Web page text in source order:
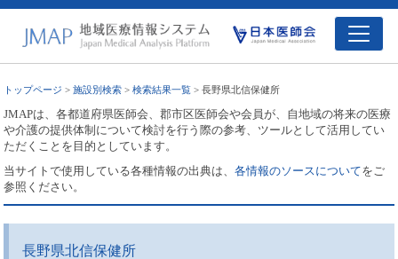
トップページ >施設別検索 >検索結果一覧 > 長野県北信保健所
JMAPは、各都道府県医師会、郡市区医師会や会員が、自地域の将来の医療
や介護の提供体制について検討を行う際の参考、ツールとして活用してい
ただくことを目的としています。
当サイトで使用している各種情報の出典は、各情報のソースについてをご
参照ください。
長野県北信保健所